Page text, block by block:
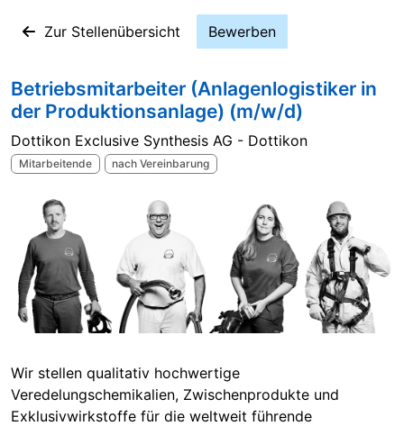
Zur Stellenübersicht Bewerben
Betriebsmitarbeiter (Anlagenlogistiker in
der Produktionsanlage) (m/w/d)
Dottikon Exclusive Synthesis AG - Dottikon
Mitarbeitende nach Vereinbarung
Wir stellen qualitativ hochwertige
Veredelungschemikalien, Zwischenprodukte und
Exklusivwirkstoffe für die weltweit führende